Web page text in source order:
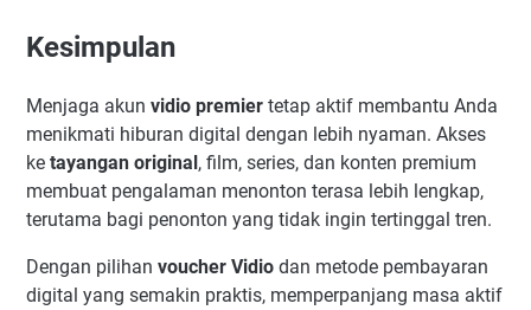
Kesimpulan
Menjaga akun vidio premier tetap aktif membantu Anda
menikmati hiburan digital dengan lebih nyaman. Akses
ke tayangan original, film, series, dan konten premium
membuat pengalaman menonton terasa lebih lengkap,
terutama bagi penonton yang tidak ingin tertinggal tren.
Dengan pilihan voucher Vidio dan metode pembayaran
digital yang semakin praktis, memperpanjang masa aktif